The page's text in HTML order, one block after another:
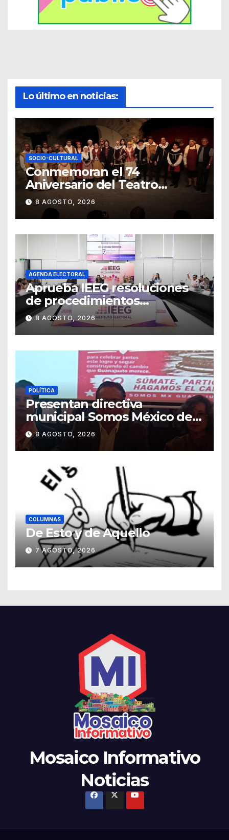
Lo último en noticias:
SOCIO-CULTURAL
Conmemoran el 74
Aniversario del Teatro
Universitario con una
representación del
“Retablillo jovial”
8 AGOSTO, 2026
AGENDA ELECTORAL
Aprueba IEEG resoluciones
de procedimientos
sancionadores
8 AGOSTO, 2026
POLÍTICA
Presentan directiva
municipal Somos México de
Guanajuato
8 AGOSTO, 2026
COLUMNAS
De Esto y de Aquello
7 AGOSTO, 2026
Mosaico Informativo
Noticias